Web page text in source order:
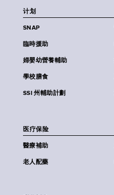
计划
SNAP
臨時援助
婦嬰幼營養輔助
學校膳食
SSI 州輔助計劃
医疗保险
醫療補助
老人配藥